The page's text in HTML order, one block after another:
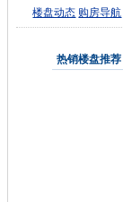
楼盘动态 购房导航
热销楼盘推荐